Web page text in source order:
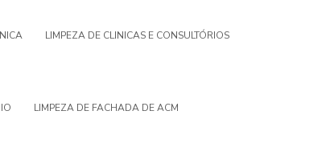
LIMPEZA DE CLINICAS E CONSULTÓRIOS
LIMPEZA DE FACHADA DE ACM